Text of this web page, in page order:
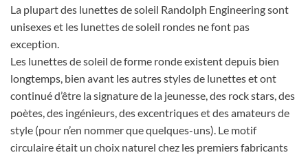
La plupart des lunettes de soleil Randolph Engineering sont
unisexes et les lunettes de soleil rondes ne font pas
exception.
Les lunettes de soleil de forme ronde existent depuis bien
longtemps, bien avant les autres styles de lunettes et ont
continué d’être la signature de la jeunesse, des rock stars, des
poètes, des ingénieurs, des excentriques et des amateurs de
style (pour n’en nommer que quelques-uns). Le motif
circulaire était un choix naturel chez les premiers fabricants